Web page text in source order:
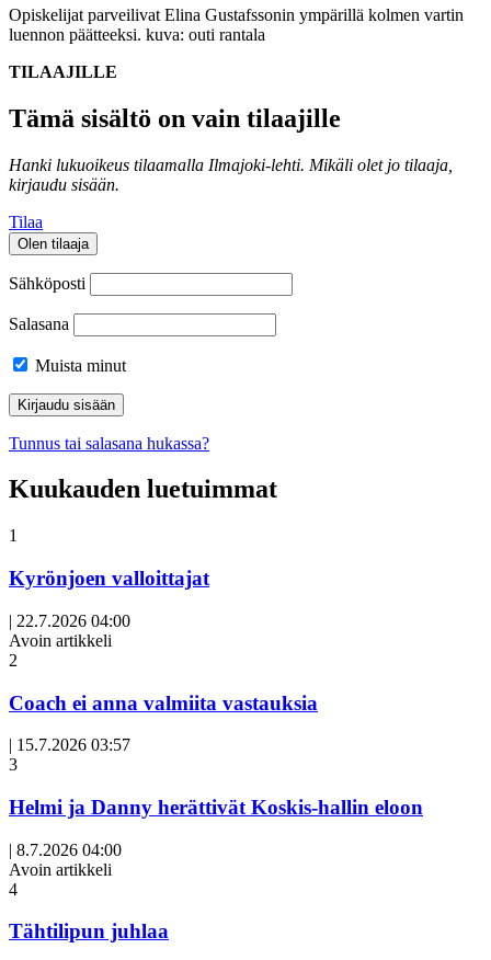
Opiskelijat parveilivat Elina Gustafssonin ympärillä kolmen vartin
luennon päätteeksi. kuva: outi rantala
TILAAJILLE
Tämä sisältö on vain tilaajille
Hanki lukuoikeus tilaamalla Ilmajoki-lehti. Mikäli olet jo tilaaja,
kirjaudu sisään.
Tilaa
Olen tilaaja
Sähköposti
Salasana
Muista minut
Tunnus tai salasana hukassa?
Kuukauden luetuimmat
1
Kyrönjoen valloittajat
| 22.7.2026 04:00
Avoin artikkeli
2
Coach ei anna valmiita vastauksia
| 15.7.2026 03:57
3
Helmi ja Danny herättivät Koskis-hallin eloon
| 8.7.2026 04:00
Avoin artikkeli
4
Tähtilipun juhlaa